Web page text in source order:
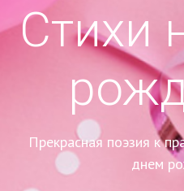
Стихи
Прекрасная поэзия к
днем